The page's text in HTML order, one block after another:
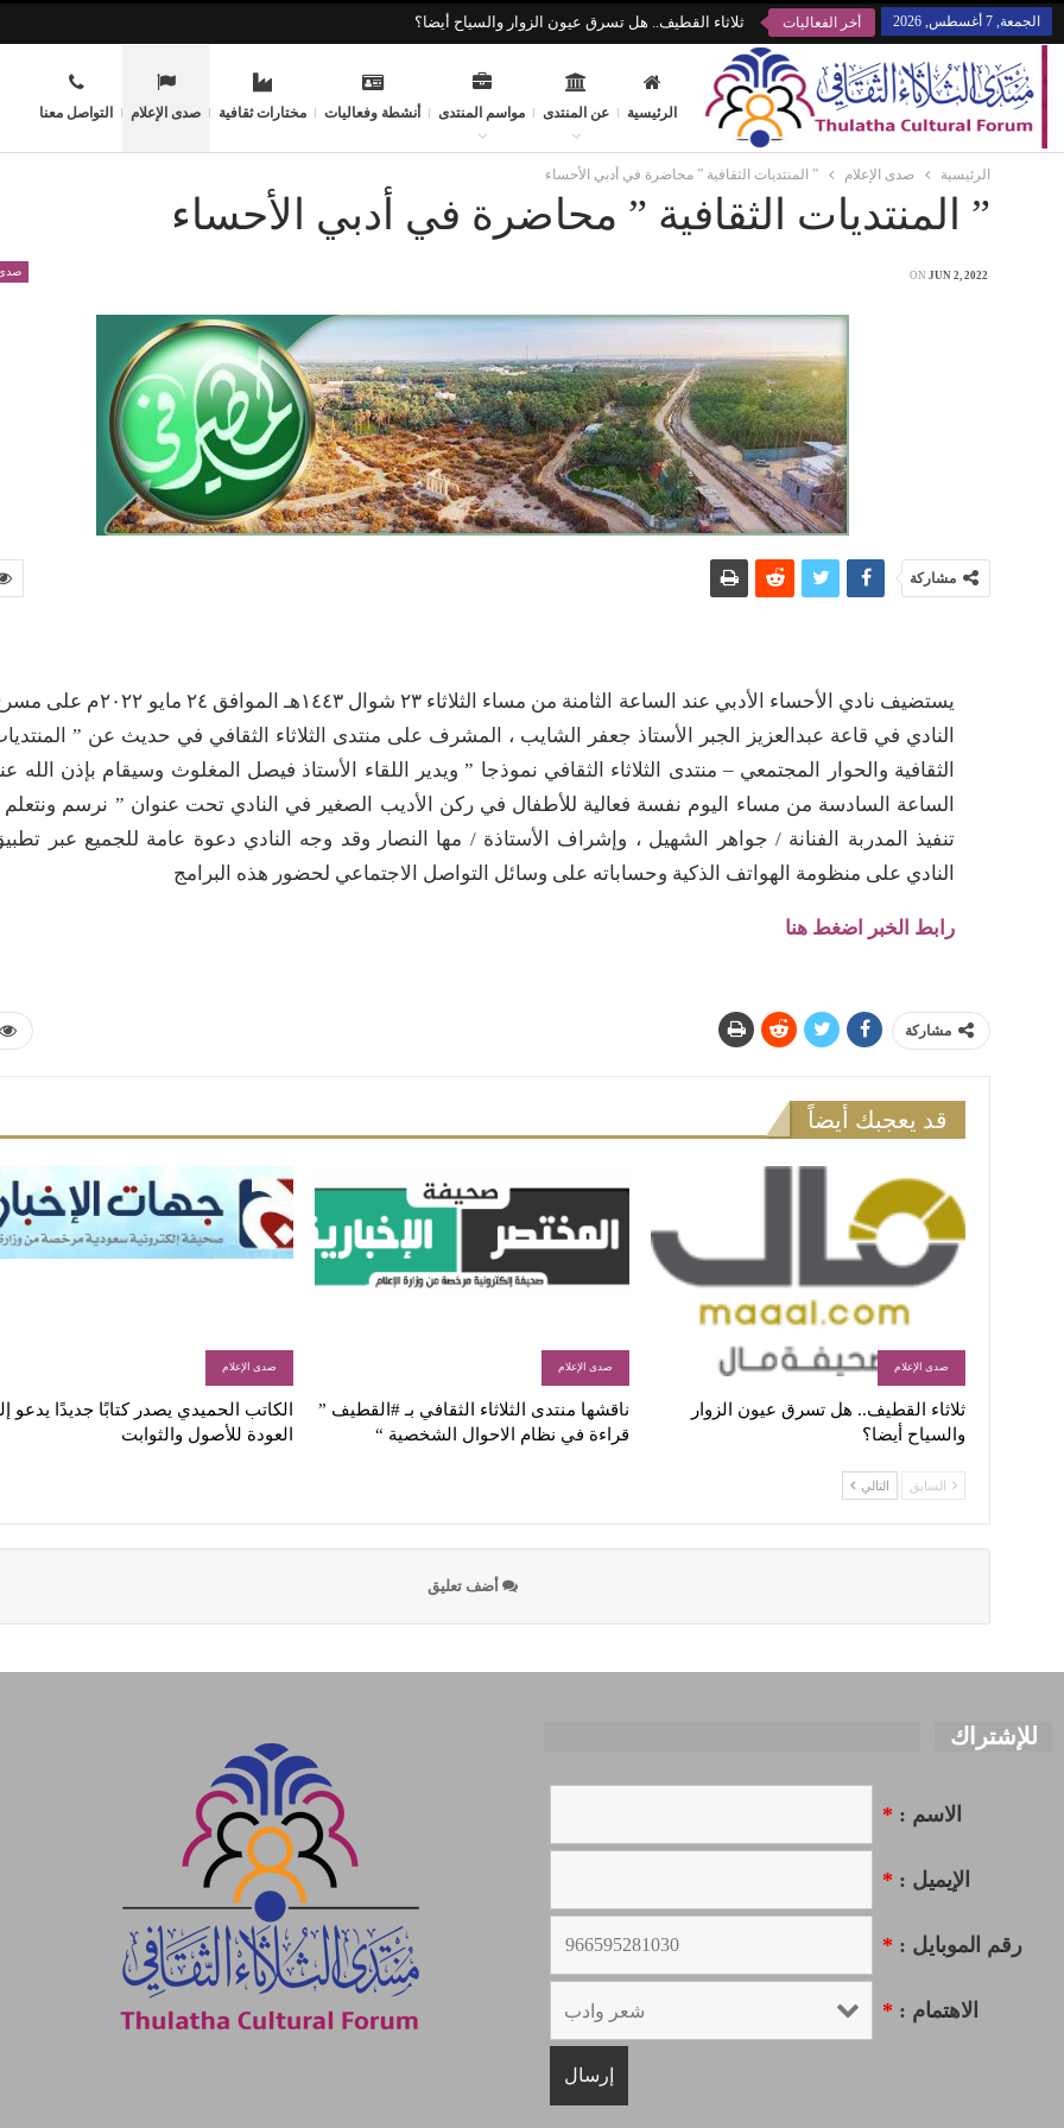
الجمعة, 7 أغسطس, 2026 أخر الفعاليات ثلاثاء القطيف.. هل تسرق عيون الزوار والسياح أيضا؟
الرئيسية عن المنتدى مواسم المنتدى أنشطة وفعاليات مختارات ثقافية صدى الإعلام التواصل معنا
الرئيسية صدى الإعلام ” المنتديات الثقافية ” محاضرة في أدبي الأحساء
” المنتديات الثقافية ” محاضرة في أدبي الأحساء
صدى ON JUN 2, 2022
مشاركة
يستضيف نادي الأحساء الأدبي عند الساعة الثامنة من مساء الثلاثاء ٢٣ شوال ١٤٤٣هـ الموافق ٢٤ مايو
النادي في قاعة عبدالعزيز الجبر الأستاذ جعفر الشايب ، المشرف على منتدى الثلاثاء الثقافي في حديث عن ”
الثقافية والحوار المجتمعي – منتدى الثلاثاء الثقافي نموذجا ” ويدير اللقاء الأستاذ فيصل المغلوث وسيقام بإذن الله
الساعة السادسة من مساء اليوم نفسة فعالية للأطفال في ركن الأديب الصغير في النادي تحت عنوان ” نرسم ونتعلم
تنفيذ المدربة الفنانة / جواهر الشهيل ، وإشراف الأستاذة / مها النصار وقد وجه النادي دعوة عامة للجميع عبر
النادي على منظومة الهواتف الذكية وحساباته على وسائل التواصل الاجتماعي لحضور هذه البرامج
رابط الخبر اضغط هنا
مشاركة
قد يعجبك أيضاً
صدى الإعلام
ثلاثاء القطيف.. هل تسرق عيون الزوار
والسياح أيضا؟
صدى الإعلام
ناقشها منتدى الثلاثاء الثقافي بـ #القطيف ”
قراءة في نظام الاحوال الشخصية “
صدى الإعلام
الكاتب الحميدي يصدر كتابًا جديدًا يدعو
العودة للأصول والثوابت
السابق التالي
أضف تعليق
للإشتراك
الاسم : *
الإيميل : *
رقم الموبايل : *
الاهتمام : *